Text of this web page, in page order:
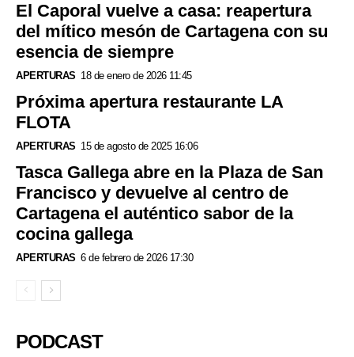
El Caporal vuelve a casa: reapertura
del mítico mesón de Cartagena con su
esencia de siempre
APERTURAS 18 de enero de 2026 11:45
Próxima apertura restaurante LA
FLOTA
APERTURAS 15 de agosto de 2025 16:06
Tasca Gallega abre en la Plaza de San
Francisco y devuelve al centro de
Cartagena el auténtico sabor de la
cocina gallega
APERTURAS 6 de febrero de 2026 17:30
PODCAST